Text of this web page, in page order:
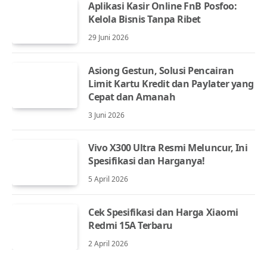
Aplikasi Kasir Online FnB Posfoo:
Kelola Bisnis Tanpa Ribet
29 Juni 2026
Asiong Gestun, Solusi Pencairan
Limit Kartu Kredit dan Paylater yang
Cepat dan Amanah
3 Juni 2026
Vivo X300 Ultra Resmi Meluncur, Ini
Spesifikasi dan Harganya!
5 April 2026
Cek Spesifikasi dan Harga Xiaomi
Redmi 15A Terbaru
2 April 2026